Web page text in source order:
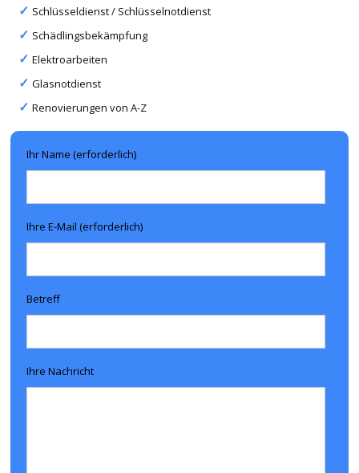
Schlüsseldienst / Schlüsselnotdienst
Schädlingsbekämpfung
Elektroarbeiten
Glasnotdienst
Renovierungen von A-Z
Ihr Name (erforderlich)
Ihre E-Mail (erforderlich)
Betreff
Ihre Nachricht